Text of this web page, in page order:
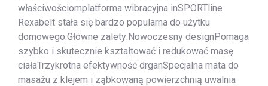
właściwościomplatforma wibracyjna inSPORTline
Rexabelt stała się bardzo popularna do użytku
domowego.Główne zalety:Nowoczesny designPomaga
szybko i skutecznie kształtować i redukować masę
ciałaTrzykrotna efektywność drganSpecjalna mata do
masażu z klejem i ząbkowaną powierzchnią uwalnia